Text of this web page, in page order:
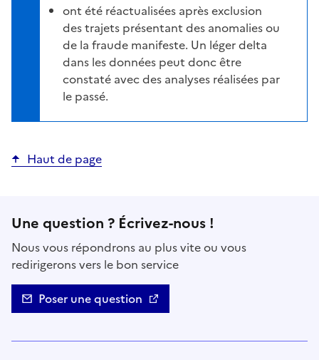
ont été réactualisées après exclusion
des trajets présentant des anomalies ou
de la fraude manifeste. Un léger delta
dans les données peut donc être
constaté avec des analyses réalisées par
le passé.
Haut de page
Une question ? Écrivez-nous !
Nous vous répondrons au plus vite ou vous
redirigerons vers le bon service
Poser une question